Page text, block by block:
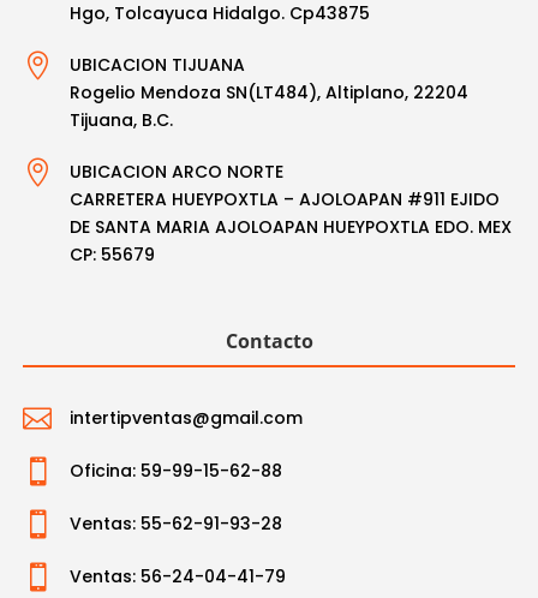
Hgo, Tolcayuca Hidalgo. Cp43875

UBICACION TIJUANA
Rogelio Mendoza SN(LT484), Altiplano, 22204
Tijuana, B.C.

UBICACION ARCO NORTE
CARRETERA HUEYPOXTLA – AJOLOAPAN #911 EJIDO
DE SANTA MARIA AJOLOAPAN HUEYPOXTLA EDO. MEX
CP: 55679
Contacto
 intertipventas@gmail.com
 Oficina: 59-99-15-62-88
 Ventas: 55-62-91-93-28
 Ventas: 56-24-04-41-79